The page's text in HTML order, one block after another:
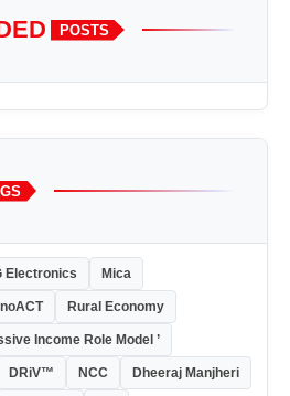
POSTS
Electronics Mica
Rural Economy
Income Role Model ’
DRiV™ NCC Dheeraj Manjheri